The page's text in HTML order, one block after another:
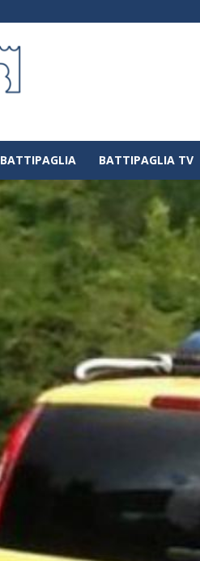
BATTIPAGLIA BATTIPAGLIA TV